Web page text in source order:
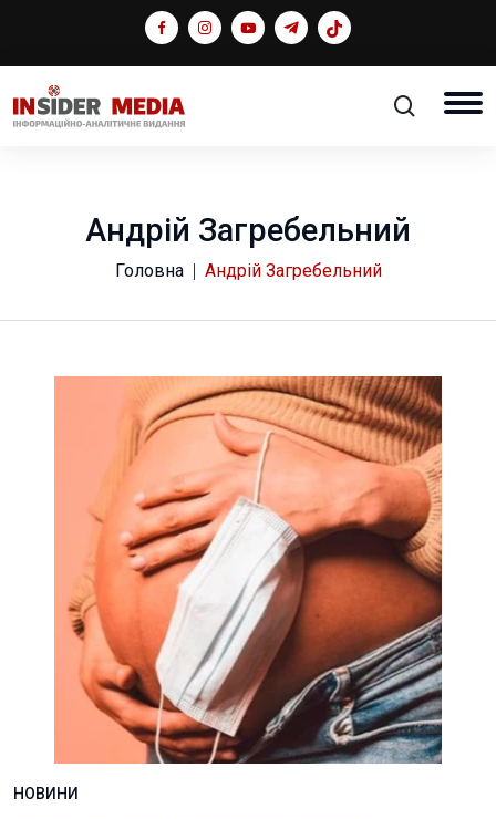
Андрій Загребельний
Головна Андрій Загребельний
НОВИНИ